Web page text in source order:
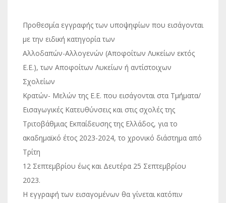
Προθεσμία εγγραφής των υποψηφίων που εισάγονται
με την ειδική κατηγορία των
Αλλοδαπών-Αλλογενών (Αποφοίτων Λυκείων εκτός
Ε.Ε.), των Αποφοίτων Λυκείων ή αντίστοιχων
Σχολείων
Κρατών- Μελών της Ε.Ε. που εισάγονται στα Τμήματα/
Εισαγωγικές Κατευθύνσεις και στις σχολές της
Τριτοβάθμιας Εκπαίδευσης της Ελλάδος, για το
ακαδημαϊκό έτος 2023-2024, το χρονικό διάστημα από
Τρίτη
12 Σεπτεμβρίου έως και Δευτέρα 25 Σεπτεμβρίου
2023.
Η εγγραφή των εισαγομένων θα γίνεται κατόπιν